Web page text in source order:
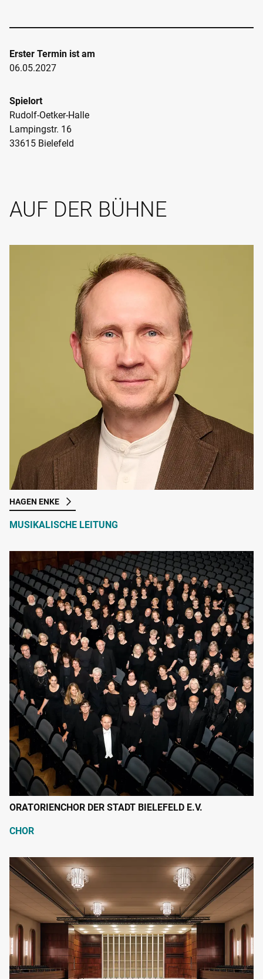
Erster Termin ist am
06.05.2027
Spielort
Rudolf-Oetker-Halle
Lampingstr. 16
33615 Bielefeld
AUF DER BÜHNE
HAGEN ENKE
MUSIKALISCHE LEITUNG
ORATORIENCHOR DER STADT BIELEFELD E.V.
CHOR